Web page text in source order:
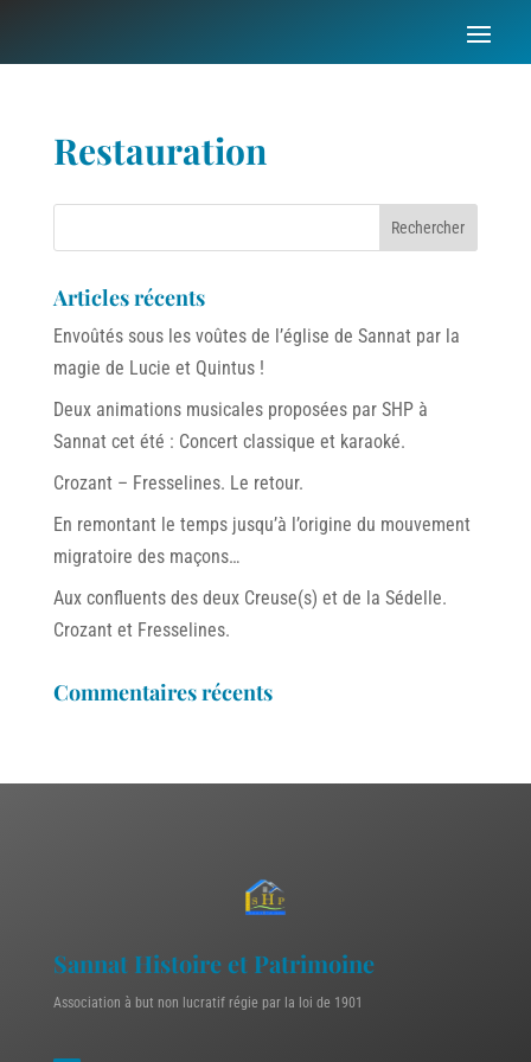
Restauration
Articles récents
Envoûtés sous les voûtes de l’église de Sannat par la
magie de Lucie et Quintus !
Deux animations musicales proposées par SHP à
Sannat cet été : Concert classique et karaoké.
Crozant – Fresselines. Le retour.
En remontant le temps jusqu’à l’origine du mouvement
migratoire des maçons…
Aux confluents des deux Creuse(s) et de la Sédelle.
Crozant et Fresselines.
Commentaires récents
Sannat Histoire et Patrimoine
Association à but non lucratif régie par la loi de 1901